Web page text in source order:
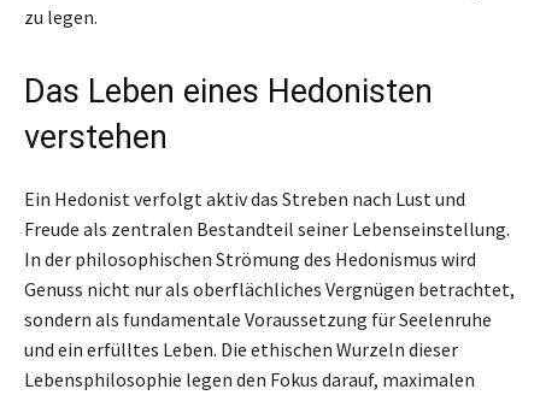
zu legen.
Das Leben eines Hedonisten
verstehen
Ein Hedonist verfolgt aktiv das Streben nach Lust und
Freude als zentralen Bestandteil seiner Lebenseinstellung.
In der philosophischen Strömung des Hedonismus wird
Genuss nicht nur als oberflächliches Vergnügen betrachtet,
sondern als fundamentale Voraussetzung für Seelenruhe
und ein erfülltes Leben. Die ethischen Wurzeln dieser
Lebensphilosophie legen den Fokus darauf, maximalen